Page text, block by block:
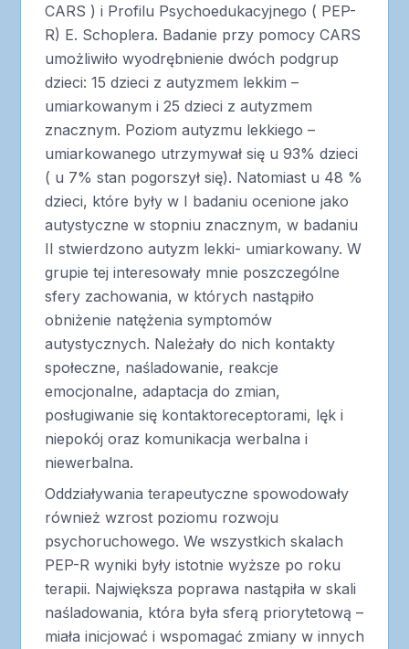
CARS ) i Profilu Psychoedukacyjnego ( PEP-
R) E. Schoplera. Badanie przy pomocy CARS
umożliwiło wyodrębnienie dwóch podgrup
dzieci: 15 dzieci z autyzmem lekkim –
umiarkowanym i 25 dzieci z autyzmem
znacznym. Poziom autyzmu lekkiego –
umiarkowanego utrzymywał się u 93% dzieci
( u 7% stan pogorszył się). Natomiast u 48 %
dzieci, które były w I badaniu ocenione jako
autystyczne w stopniu znacznym, w badaniu
II stwierdzono autyzm lekki- umiarkowany. W
grupie tej interesowały mnie poszczególne
sfery zachowania, w których nastąpiło
obniżenie natężenia symptomów
autystycznych. Należały do nich kontakty
społeczne, naśladowanie, reakcje
emocjonalne, adaptacja do zmian,
posługiwanie się kontaktoreceptorami, lęk i
niepokój oraz komunikacja werbalna i
niewerbalna.
Oddziaływania terapeutyczne spowodowały
również wzrost poziomu rozwoju
psychoruchowego. We wszystkich skalach
PEP-R wyniki były istotnie wyższe po roku
terapii. Największa poprawa nastąpiła w skali
naśladowania, która była sferą priorytetową –
miała inicjować i wspomagać zmiany w innych